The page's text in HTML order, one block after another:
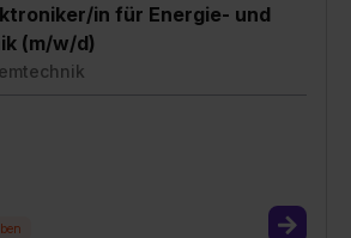
in für Energie- und
(m/w/d)